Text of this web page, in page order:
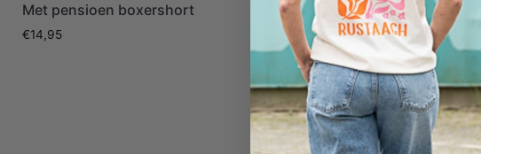
Met pensioen boxershort
€14,95
Just chiling T-shirt wit
€24,95